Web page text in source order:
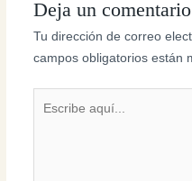
Deja un comentario
Tu dirección de correo
campos obligatorios están